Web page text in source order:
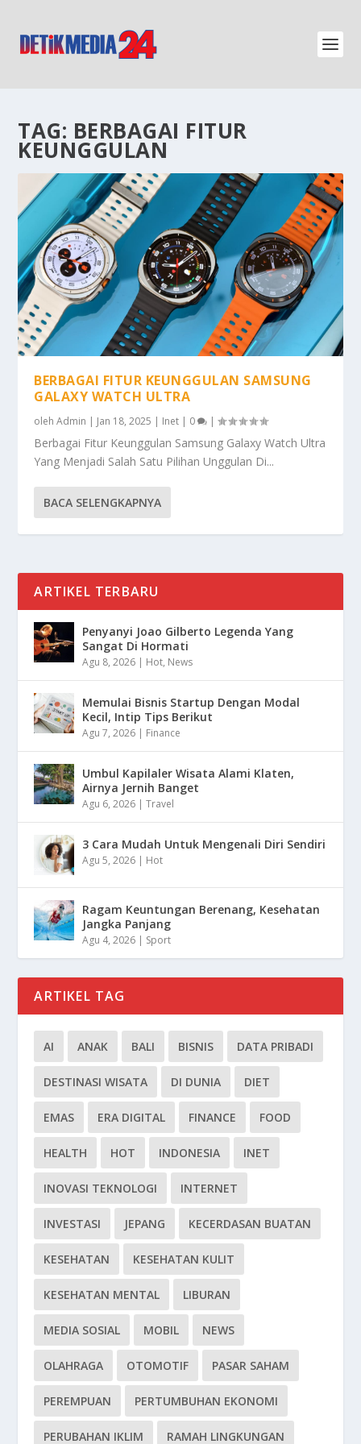
TAG: BERBAGAI FITUR
KEUNGGULAN
BERBAGAI FITUR KEUNGGULAN SAMSUNG
GALAXY WATCH ULTRA
olehAdmin | Jan 18, 2025 | Inet | 0 |
Berbagai Fitur Keunggulan Samsung Galaxy Watch Ultra
Yang Menjadi Salah Satu Pilihan Unggulan Di...
BACA SELENGKAPNYA
ARTIKEL TERBARU
Penyanyi Joao Gilberto Legenda Yang
Sangat Di Hormati
Agu 8, 2026 | Hot, News
Memulai Bisnis Startup Dengan Modal
Kecil, Intip Tips Berikut
Agu 7, 2026 | Finance
Umbul Kapilaler Wisata Alami Klaten,
Airnya Jernih Banget
Agu 6, 2026 |Travel
3 Cara Mudah Untuk Mengenali Diri Sendiri
Agu 5, 2026 | Hot
Ragam Keuntungan Berenang, Kesehatan
Jangka Panjang
Agu 4, 2026 | Sport
ARTIKEL TAG
AI ANAK BALI BISNIS DATA PRIBADI
DESTINASI WISATA DI DUNIA DIET
EMAS ERA DIGITAL FINANCE FOOD
HEALTH HOT INDONESIA INET
INOVASI TEKNOLOGI INTERNET
INVESTASI JEPANG KECERDASAN BUATAN
KESEHATAN KESEHATAN KULIT
KESEHATAN MENTAL LIBURAN
MEDIA SOSIAL MOBIL NEWS
OLAHRAGA OTOMOTIF PASAR SAHAM
PEREMPUAN PERTUMBUHAN EKONOMI
PERUBAHAN IKLIM RAMAH LINGKUNGAN